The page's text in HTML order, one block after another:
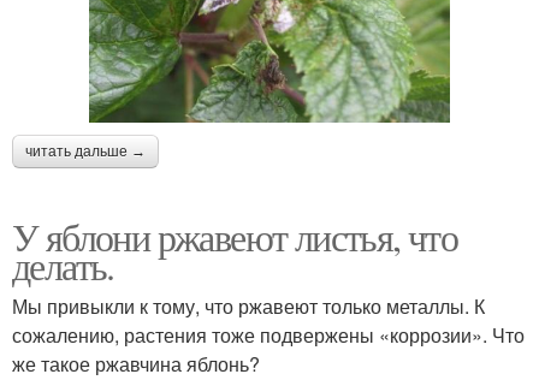
читать дальше →
У яблони ржавеют листья, что
делать.
Мы привыкли к тому, что ржавеют только металлы. К
сожалению, растения тоже подвержены «коррозии». Что
же такое ржавчина яблонь?